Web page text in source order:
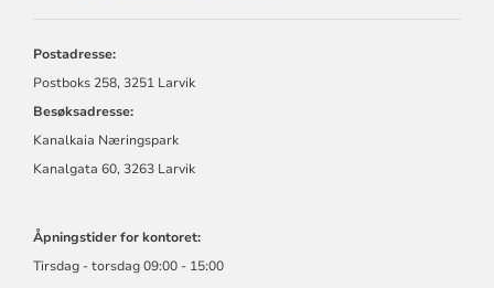
Postadresse:
Postboks 258, 3251 Larvik
Besøksadresse:
Kanalkaia Næringspark
Kanalgata 60, 3263 Larvik
Åpningstider for kontoret:
Tirsdag - torsdag 09:00 - 15:00